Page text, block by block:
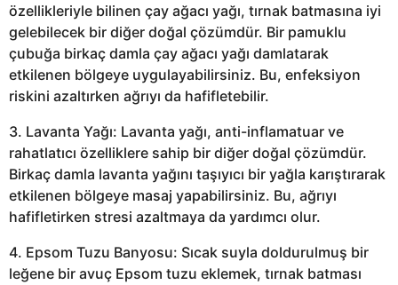
özellikleriyle bilinen çay ağacı yağı, tırnak batmasına iyi
gelebilecek bir diğer doğal çözümdür. Bir pamuklu
çubuğa birkaç damla çay ağacı yağı damlatarak
etkilenen bölgeye uygulayabilirsiniz. Bu, enfeksiyon
riskini azaltırken ağrıyı da hafifletebilir.
3. Lavanta Yağı: Lavanta yağı, anti-inflamatuar ve
rahatlatıcı özelliklere sahip bir diğer doğal çözümdür.
Birkaç damla lavanta yağını taşıyıcı bir yağla karıştırarak
etkilenen bölgeye masaj yapabilirsiniz. Bu, ağrıyı
hafifletirken stresi azaltmaya da yardımcı olur.
4. Epsom Tuzu Banyosu: Sıcak suyla doldurulmuş bir
leğene bir avuç Epsom tuzu eklemek, tırnak batması